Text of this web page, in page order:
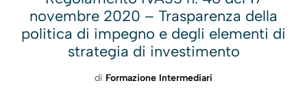
novembre 2020 – Trasparenza della
politica di impegno e degli elementi di
strategia di investimento
di Formazione Intermediari